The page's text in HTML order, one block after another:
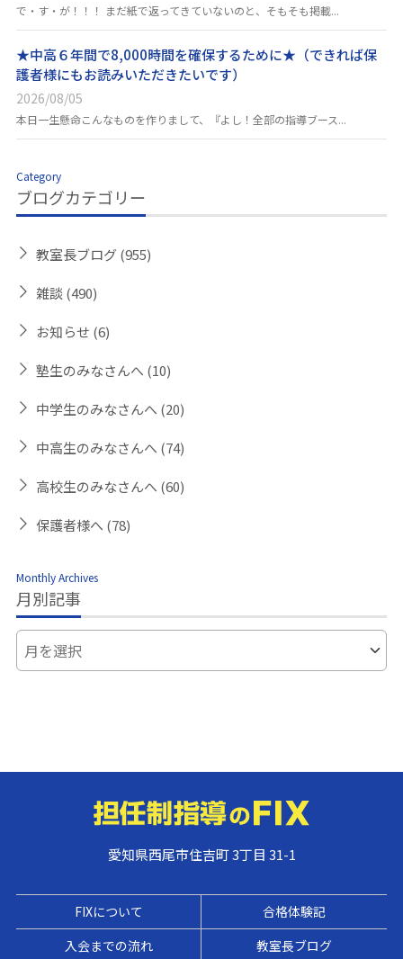
で・す・が！！！ まだ紙で返ってきていないのと、そもそも掲載...
★中高６年間で8,000時間を確保するために★（できれば保
護者様にもお読みいただきたいです）
2026/08/05
本日一生懸命こんなものを作りまして、『よし！全部の指導ブース...
Category
ブログカテゴリー
教室長ブログ(955)
雑談(490)
お知らせ (6)
塾生のみなさんへ (10)
中学生のみなさんへ (20)
中高生のみなさんへ (74)
高校生のみなさんへ (60)
保護者様へ (78)
Monthly Archives
月別記事
愛知県西尾市住吉町 3丁目 31-1
FIXについて
合格体験記
入会までの流れ
教室長ブログ